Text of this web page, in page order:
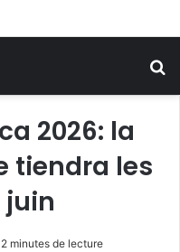
2026: la
tiendra les
juin
2 minutes de lecture